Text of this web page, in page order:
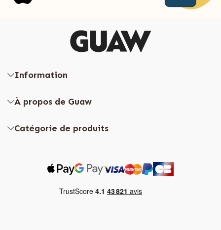
Information
À propos de Guaw
Catégorie de produits